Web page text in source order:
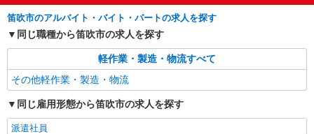
笛吹市のアルバイト・バイト・パートの求人を探す
同じ職種から笛吹市の求人を探す
軽作業・製造・物流すべて
その他軽作業・製造・物流
同じ雇用形態から笛吹市の求人を探す
派遣社員